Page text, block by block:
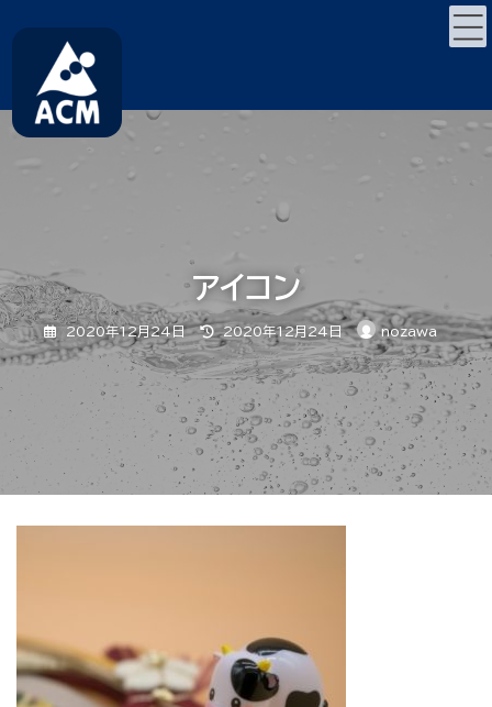
キ
ゲ
に
移
アイコン
2020年12月24日
最
終
更
新
日
時
2020年12月24日 nozawa